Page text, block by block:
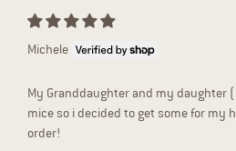
Michele
My Granddaughter and my daughter
mice so i decided to get some for my
order!